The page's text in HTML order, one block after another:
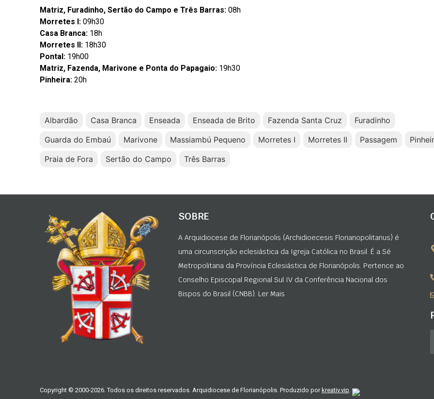
Matriz, Furadinho, Sertão do Campo e Três Barras: 08h
Morretes I: 09h30
Casa Branca: 18h
Morretes II: 18h30
Pontal: 19h00
Matriz, Fazenda, Marivone e Ponta do Papagaio: 19h30
Pinheira: 20h
Albardão Casa Branca Enseada Enseada de Brito Fazenda Santa Cruz
Furadinho
Guarda do Embaú
Marivone Massiambú Pequeno Morretes I Morretes II Passagem
Praia de Fora
Sertão do Campo Três Barras
SOBRE
A Arquidiocese de Florianópolis (Archidioecesis Florianopolitanus) é
uma circunscrição eclesiástica da Igreja Católica no Brasil. É a Sé
Metropolitana da Província Eclesiástica de Florianópolis. Pertence ao
Conselho Episcopal Regional Sul IV da Conferência Nacional dos
Bispos do Brasil (CNBB). Ler Mais
Copyright © 2000-2026. Todos os direitos reservados. Arquidiocese de Florianópolis. Produzido por kreativ.vip.